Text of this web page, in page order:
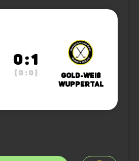
0 : 1
( 0 : 0 )
Gold-Weiß
Wuppertal